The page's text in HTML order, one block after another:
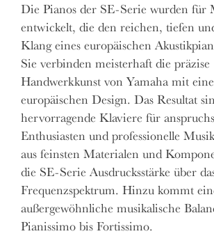
Die Pianos der SE-Serie wurden für
entwickelt, die den reichen, tiefen
Klang eines europäischen
Sie verbinden meisterhaft die präzise
Handwerkkunst von Yamaha mit
europäischen Design. Das Resultat
hervorragende Klaviere für
Enthusiasten und professionelle
aus feinsten Materialen und
die SE-Serie Ausdrucksstärke über
Frequenzspektrum. Hinzu kommt
außergewöhnliche musikalische
Pianissimo bis Fortissimo.